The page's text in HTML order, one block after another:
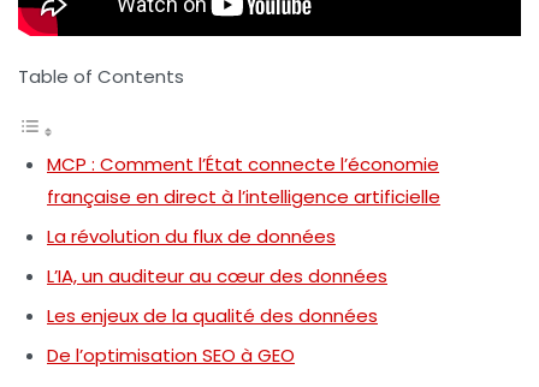
Table of Contents
MCP : Comment l’État connecte l’économie
française en direct à l’intelligence artificielle
La révolution du flux de données
L’IA, un auditeur au cœur des données
Les enjeux de la qualité des données
De l’optimisation SEO à GEO